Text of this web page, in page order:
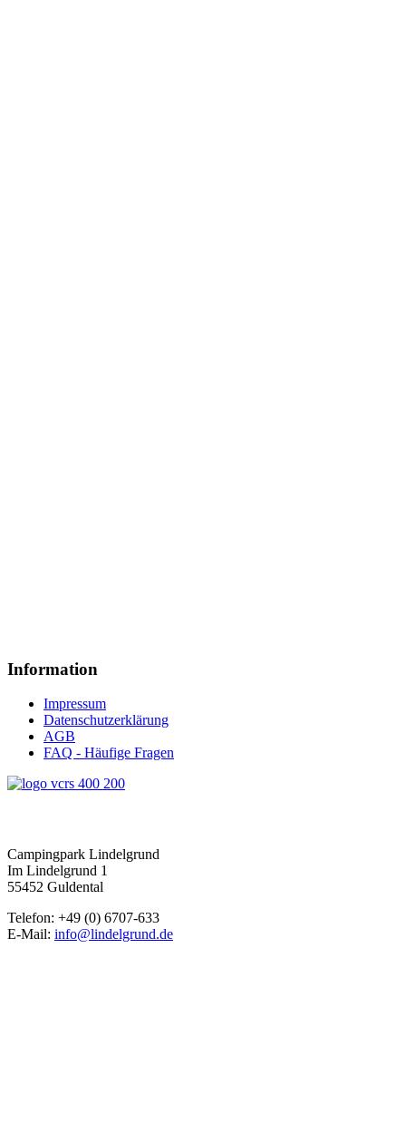
Information
Impressum
Datenschutzerklärung
AGB
FAQ - Häufige Fragen
Campingpark Lindelgrund
Im Lindelgrund 1
55452 Guldental
Telefon: +49 (0) 6707-633
E-Mail: info@lindelgrund.de